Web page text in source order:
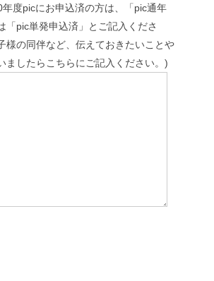
度picにお申込済の方は、「pic通年
「pic単発申込済」とご記入くださ
様の同伴など、伝えておきたいことや
ましたらこちらにご記入ください。)